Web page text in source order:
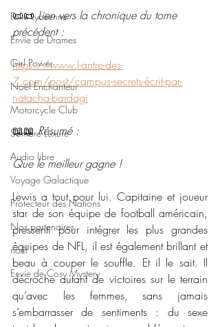
Folie Lycéenne
Envie de Drames
Girl Power
Noël Enchanteur
Motorcycle Club
Sombre Luxure
Audio libre
Voyage Galactique
Protecteur des Nations
Nos partenaires
noêl
Envie de Cosy Mystery
📜📜 Lien vers la chronique du tome
précédent :
https://www.l-antre-des-
7.com/post/campus-secrets-écrit-par-
natacha-bardagi
📖📖 Résumé :
Que le meilleur gagne !
Lewis a tout pour lui. Capitaine et joueur
star de son équipe de football américain,
pressenti pour intégrer les plus grandes
équipes de NFL, il est également brillant et
beau à couper le souffle. Et il le sait. Il
décroche autant de victoires sur le terrain
qu’avec les femmes, sans jamais
s’embarrasser de sentiments : du sexe